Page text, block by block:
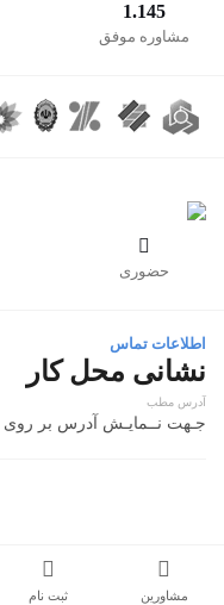
مشاورین ثبت نام
1.145
مشاوره موفق

حضوری
اطلاعات تماس
نشانی محل کار
آدرس مطب
جـهت نــمایـش آدرس بر روی